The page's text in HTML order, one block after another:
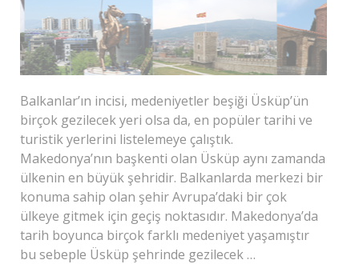
Balkanlar’ın incisi, medeniyetler beşiği Üsküp’ün
birçok gezilecek yeri olsa da, en popüler tarihi ve
turistik yerlerini listelemeye çalıştık.
Makedonya’nın başkenti olan Üsküp aynı zamanda
ülkenin en büyük şehridir. Balkanlarda merkezi bir
konuma sahip olan şehir Avrupa’daki bir çok
ülkeye gitmek için geçiş noktasıdır. Makedonya’da
tarih boyunca birçok farklı medeniyet yaşamıştır
bu sebeple Üsküp şehrinde gezilecek …